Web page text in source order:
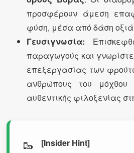
προσφέρουν άμεση
φύση, μέσα από δάση
Γευσιγνωσία:
παραγωγούς και
επεξεργασίας των
ανθρώπους του
αυθεντικής φιλοξενίας
🥾
[Insider Hint]